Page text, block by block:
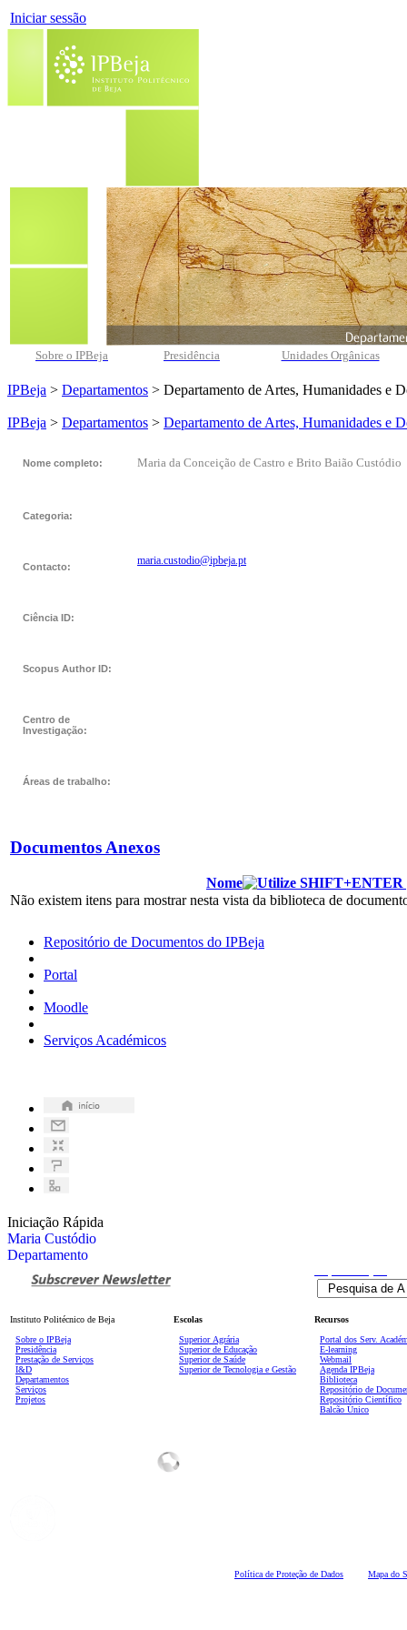
Iniciar sessão
Sobre o IPBeja Presidência Unidades Orgânicas
IPBeja > Departamentos > Departamento de Artes, Humanidades e
IPBeja > Departamentos > Departamento de Artes, Humanidades e
Nome completo: Maria da Conceição de Castro e Brito Baião Custódio
Categoria:
Contacto: maria.custodio@ipbeja.pt
Ciência ID:
Scopus Author ID:
Centro de
Investigação:
Áreas de trabalho:
Documentos Anexos
Nome
Não existem itens para mostrar nesta vista da biblioteca de
Repositório de Documentos do IPBeja
Portal
Moodle
Serviços Académicos
Iniciação Rápida
Maria Custódio
Departamento
Instituto Politécnico de Beja
Sobre o IPBeja
Presidência
Prestação de Serviços
I&D
Departamentos
Serviços
Projetos
Escolas
Superior Agrária
Superior de Educação
Superior de Saúde
Superior de Tecnologia e Gestão
Recursos
Portal dos Serv.
E-learning
Webmail
Agenda IPBeja
Biblioteca
Repositório de
Repositório Científico
Balcão Único
Política de Proteção de Dados Mapa do